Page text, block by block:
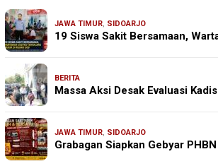
JAWA TIMUR, SIDOARJO
19 Siswa Sakit Bersamaan,
BERITA
Massa Aksi Desak Evaluasi
JAWA TIMUR, SIDOARJO
Grabagan Siapkan Gebyar